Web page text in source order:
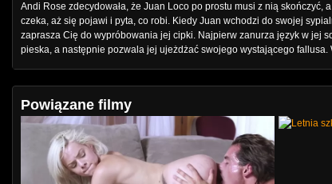
Andi Rose zdecydowała, że ​​Juan Loco po prostu musi z nią skończyć,
czeka, aż się pojawi i pyta, co robi. Kiedy Juan wchodzi do swojej
zaprasza Cię do wypróbowania jej cipki. Najpierw zanurza język w jej
pieska, a następnie pozwala jej ujeżdżać swojego wystającego
Powiązane filmy